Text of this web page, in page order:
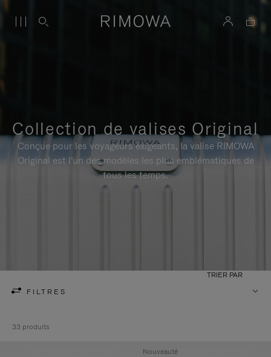
Collection de valises Original
Conçue pour les voyageurs exigeants, la valise RIMOWA
Original est l'un des modèles les plus emblématiques de
tous les temps.
FILTRES
TRIER PAR
33 produits
Nouveauté